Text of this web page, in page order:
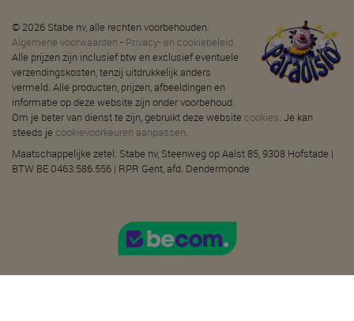
© 2026 Stabe nv, alle rechten voorbehouden.
Algemene voorwaarden - Privacy- en cookiebeleid
Alle prijzen zijn inclusief btw en exclusief eventuele
verzendingskosten, tenzij uitdrukkelijk anders
vermeld. Alle producten, prijzen, afbeeldingen en
informatie op deze website zijn onder voorbehoud.
Om je beter van dienst te zijn, gebruikt deze website cookies. Je kan
steeds je cookievoorkeuren aanpassen.
Maatschappelijke zetel: Stabe nv, Steenweg op Aalst 85, 9308 Hofstade |
BTW BE 0463.586.556 | RPR Gent, afd. Dendermonde